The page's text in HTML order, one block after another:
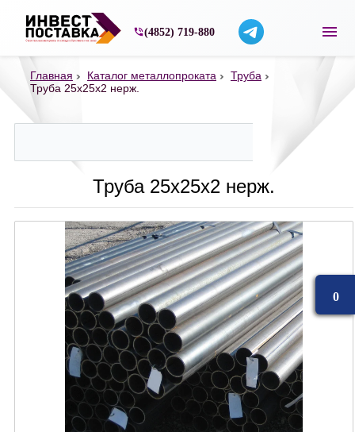
Строительные материалы со склада в
(4852) 719-880
Главная Каталог металлопроката
Труба
Труба 25х25х2 нерж.
Труба 25х25х2 нерж.
0